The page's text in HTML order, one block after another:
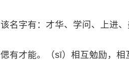
该名字有：才华、学问、上进
偲有才能。（sī）相互勉励，相